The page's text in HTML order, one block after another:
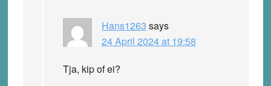
Hans1263 says
24 April 2024 at 19:58
Tja, kip of ei?